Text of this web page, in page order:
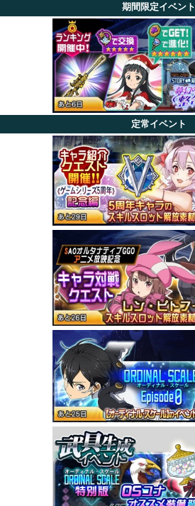
期間限定イベント
定常イベント